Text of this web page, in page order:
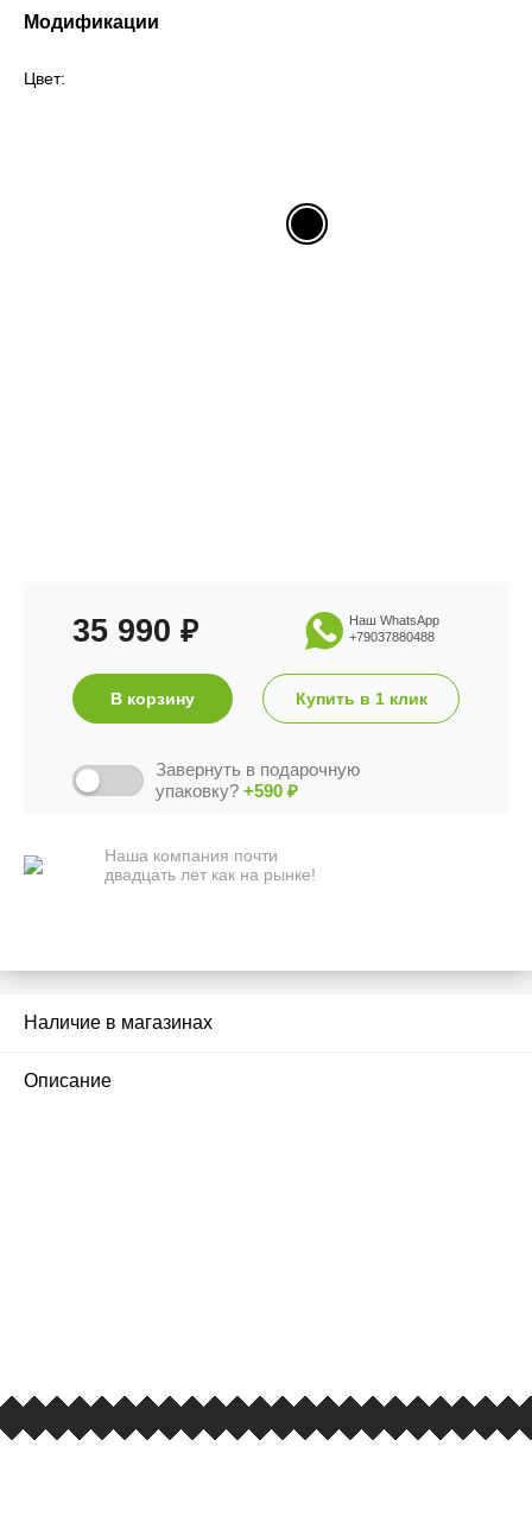
Модификации
Цвет:
35 990 ₽
Наш WhatsApp
+79037880488
В корзину Купить в 1 клик
Завернуть в подарочную
упаковку? +590 ₽
Наша компания почти
двадцать лет как на рынке!
Наличие в магазинах
Описание